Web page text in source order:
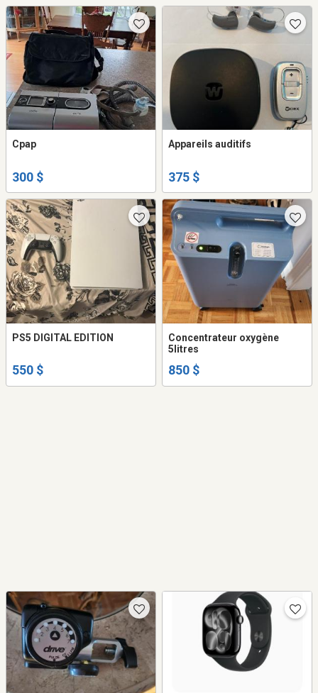
Cpap
300 $
Appareils auditifs
375 $
PS5 DIGITAL EDITION
550 $
Concentrateur oxygène
5litres
850 $